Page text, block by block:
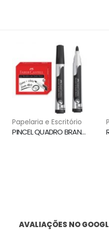
Papelaria e Escritório
PINCEL QUADRO BRANCO PONTA 3.5MM PRETO MQB/PR FABER CASTELL
AVALIAÇÕES NO